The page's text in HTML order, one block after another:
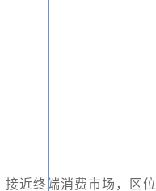
终端消费市场，区